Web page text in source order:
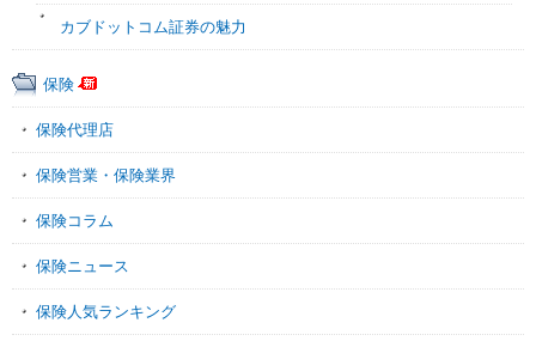
カブドットコム証券の魅力
保険
保険代理店
保険営業・保険業界
保険コラム
保険ニュース
保険人気ランキング